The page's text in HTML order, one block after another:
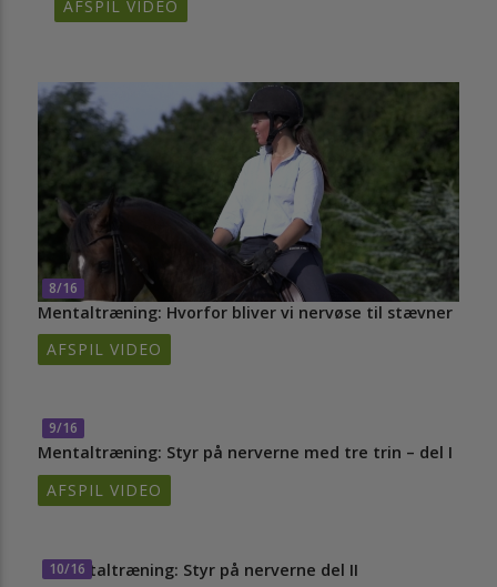
AFSPIL VIDEO
8/16
Mentaltræning: Hvorfor bliver vi nervøse til stævner
AFSPIL VIDEO
9/16
Mentaltræning: Styr på nerverne med tre trin – del I
AFSPIL VIDEO
10/16
Mentaltræning: Styr på nerverne del II